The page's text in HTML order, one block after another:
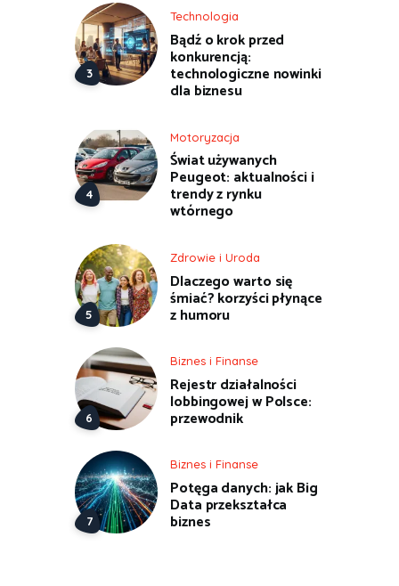
Technologia
Bądź o krok przed
konkurencją:
technologiczne nowinki
dla biznesu
Motoryzacja
Świat używanych
Peugeot: aktualności i
trendy z rynku
wtórnego
Zdrowie i Uroda
Dlaczego warto się
śmiać? korzyści płynące
z humoru
Biznes i Finanse
Rejestr działalności
lobbingowej w Polsce:
przewodnik
Biznes i Finanse
Potęga danych: jak Big
Data przekształca
biznes